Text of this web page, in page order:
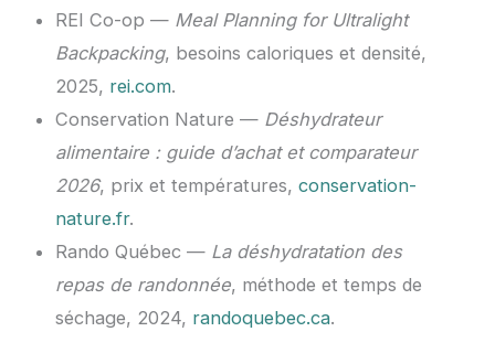
REI Co-op — Meal Planning for Ultralight
Backpacking, besoins caloriques et densité,
2025, rei.com.
Conservation Nature — Déshydrateur
alimentaire : guide d’achat et comparateur
2026, prix et températures, conservation-
nature.fr.
Rando Québec — La déshydratation des
repas de randonnée, méthode et temps de
séchage, 2024, randoquebec.ca.